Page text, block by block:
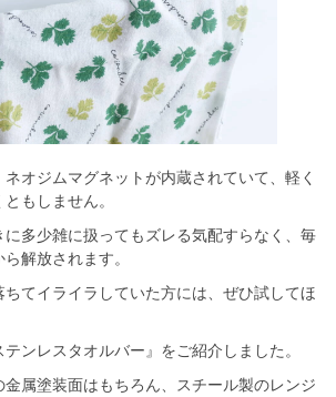
オジムマグネットが内蔵されていて、軽く
もしません。
に多少雑に扱ってもズレる気配すらなく、毎
解放されます。
てイライラしていた方には、ぜひ試してほ
ンレスタオルバー』をご紹介しました。
属塗装面はもちろん、スチール製のレンジ